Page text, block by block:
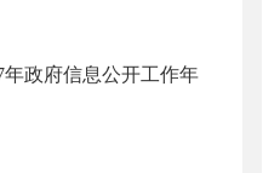
政府信息公开工作年